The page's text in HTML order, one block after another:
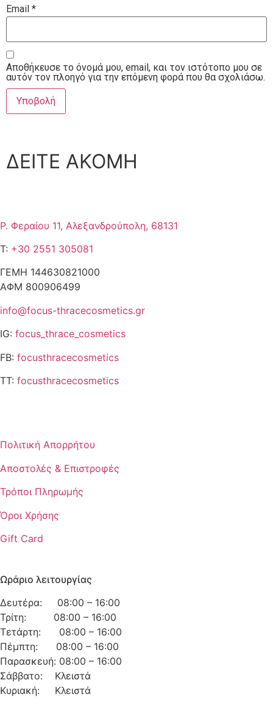
Email *
Αποθήκευσε το όνομά μου, email, και τον ιστότοπο μου σε
αυτόν τον πλοηγό για την επόμενη φορά που θα σχολιάσω.
ΔΕΙΤΕ ΑΚΟΜΗ
Ρ. Φεραίου 11, Αλεξανδρούπολη, 68131
T: +30 2551 305081
ΓΕΜΗ 144630821000
ΑΦΜ 800906499
info@focus-thracecosmetics.gr
IG: focus_thrace_cosmetics
FB: focusthracecosmetics
TT: focusthracecosmetics
Πολιτική Απορρήτου
Αποστολές & Επιστροφές
Τρόποι Πληρωμής
Όροι Χρήσης
Gift Card
Ωράριο λειτουργίας
Δευτέρα: 08:00 – 16:00
Τρίτη: 08:00 – 16:00
Τετάρτη: 08:00 – 16:00
Πέμπτη: 08:00 – 16:00
Παρασκευή: 08:00 – 16:00
Σάββατο: Κλειστά
Κυριακή: Κλειστά